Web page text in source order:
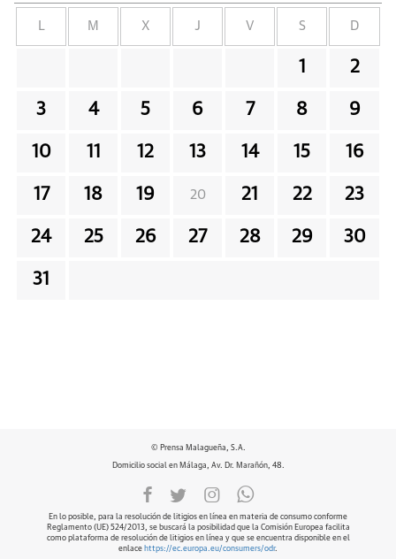
L M X J V S D
1 2
3 4 5 6 7 8 9
10 11 12 13 14 15 16
17 18 19 20 21 22 23
24 25 26 27 28 29 30
31
© Prensa Malagueña, S.A.
Domicilio social en Málaga, Av. Dr. Marañón, 48.
En lo posible, para la resolución de litigios en línea en materia de consumo conforme
Reglamento (UE) 524/2013, se buscará la posibilidad que la Comisión Europea facilita
como plataforma de resolución de litigios en línea y que se encuentra disponible en el
enlace https://ec.europa.eu/consumers/odr.